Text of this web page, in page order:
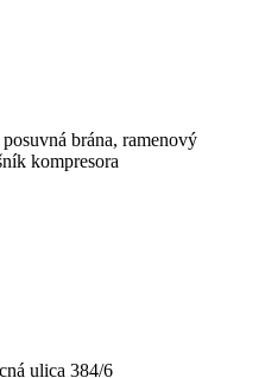
brána, ramenový
kompresora
ulica 384/6